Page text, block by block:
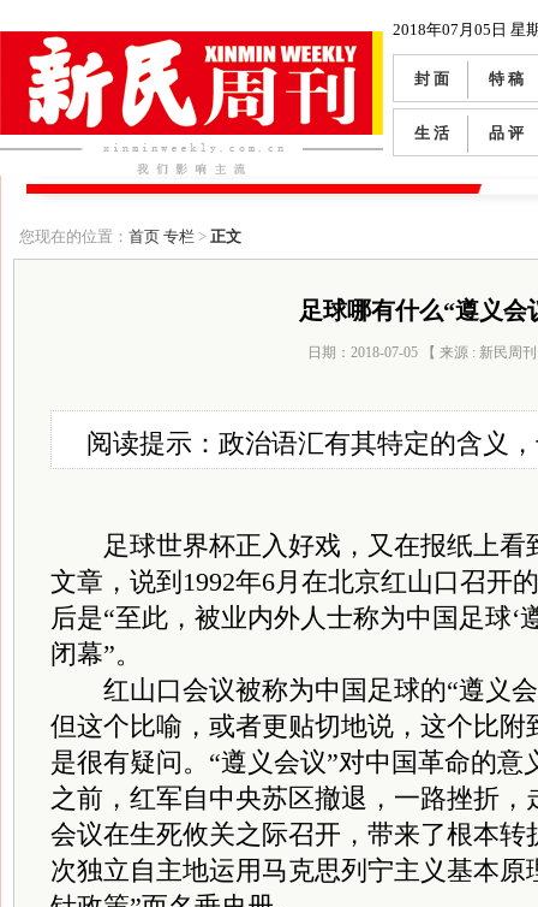
2018年07月05日 星
封 面 特 稿
生 活 品 评
您现在的位置： 首页 专栏 > 正文
足球哪有什么“遵义会
日期：2018-07-05 【 来源 : 新民周
阅读提示：政治语汇有其特定的含义
足球世界杯正入好戏，又在报纸上看
文章，说到1992年6月在北京红山口召开
后是“至此，被业内外人士称为中国足球‘
闭幕”。
红山口会议被称为中国足球的“遵义会
但这个比喻，或者更贴切地说，这个比附
是很有疑问。“遵义会议”对中国革命的意
之前，红军自中央苏区撤退，一路挫折
会议在生死攸关之际召开，带来了根本转
次独立自主地运用马克思列宁主义基本原